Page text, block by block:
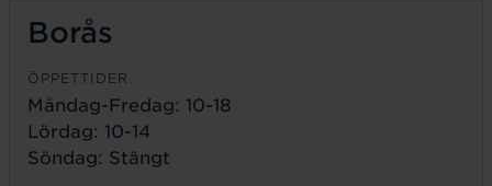
Borås
ÖPPETTIDER
Måndag-Fredag: 10-18
Lördag: 10-14
Söndag: Stängt